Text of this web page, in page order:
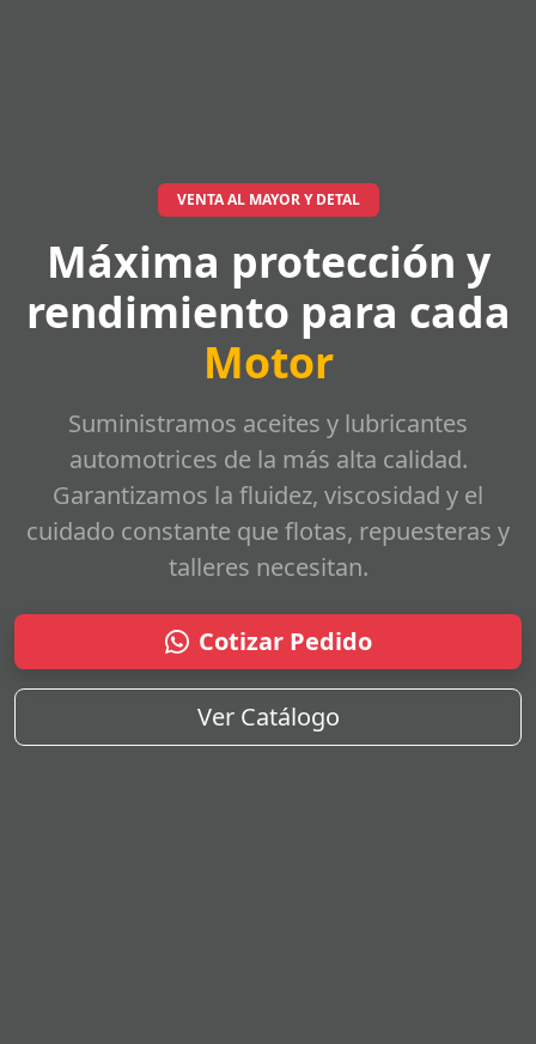
VENTA AL MAYOR Y DETAL
Máxima protección y
rendimiento para cada
Motor
Suministramos aceites y lubricantes
automotrices de la más alta calidad.
Garantizamos la fluidez, viscosidad y el
cuidado constante que flotas, repuesteras y
talleres necesitan.
Cotizar Pedido
Ver Catálogo